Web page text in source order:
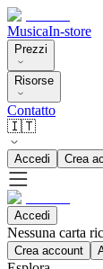
MusicaIn-store
Prezzi
Risorse
Contatto
🇮🇹
Accedi Crea
Accedi
Nessuna carta
Crea account